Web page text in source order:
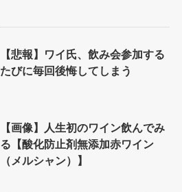
【悲報】ワイ氏、飲み会参加する
たびに毎回後悔してしまう
【画像】人生初のワイン飲んでみ
る【酸化防止剤無添加赤ワイン
（メルシャン）】